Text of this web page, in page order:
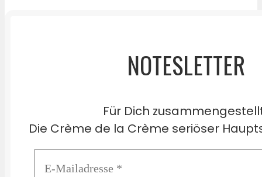
NOTESLETTER
Für Dich
Die Crème de la Crème seriöser